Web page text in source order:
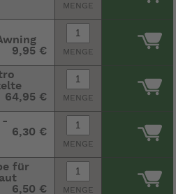
MENGE
9,95 € MENGE
64,95 €
MENGE
-
6,30 €
MENGE
für
6,50 €
MENGE